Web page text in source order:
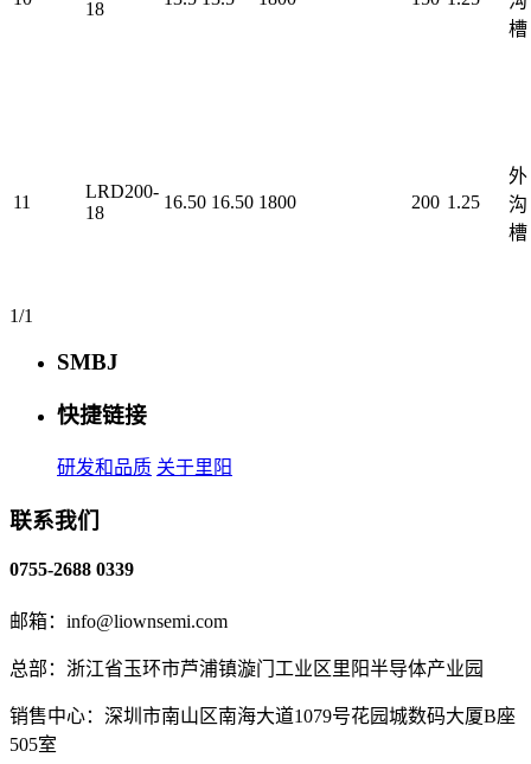
18
槽
11
LRD200-
18
16.50 16.50 1800 200 1.25
外
沟
槽
1/1
SMBJ
快捷链接
研发和品质 关于里阳
联系我们
0755-2688 0339
邮箱：info@liownsemi.com
总部：浙江省玉环市芦浦镇漩门工业区里阳半导体产业园
销售中心：深圳市南山区南海大道1079号花园城数码大厦B座
505室